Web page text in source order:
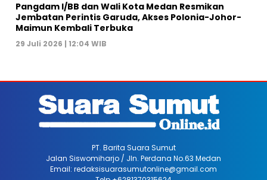
Pangdam I/BB dan Wali Kota Medan Resmikan
Jembatan Perintis Garuda, Akses Polonia-Johor-
Maimun Kembali Terbuka
29 Juli 2026 | 12:04 WIB
PT. Barita Suara Sumut
Jalan Siswomiharjo / Jln. Perdana No.63 Medan
Email: redaksisuarasumutonline@gmail.com